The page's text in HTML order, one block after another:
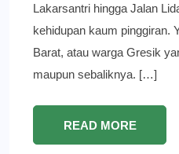
Lakarsantri hingga Jalan
kehidupan kaum pinggiran.
Barat, atau warga Gresik
maupun sebaliknya. […]
READ MORE